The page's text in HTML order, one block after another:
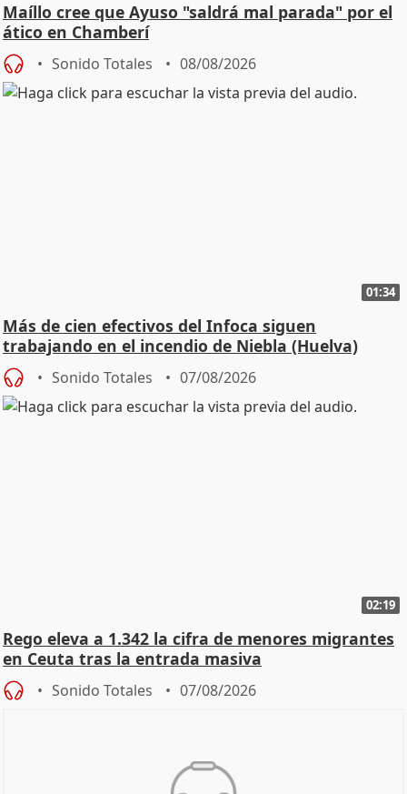
Maíllo cree que Ayuso "saldrá mal parada" por el
ático en Chamberí
Sonido Totales 08/08/2026
01:34
Más de cien efectivos del Infoca siguen
trabajando en el incendio de Niebla (Huelva)
Sonido Totales 07/08/2026
02:19
Rego eleva a 1.342 la cifra de menores migrantes
en Ceuta tras la entrada masiva
Sonido Totales 07/08/2026